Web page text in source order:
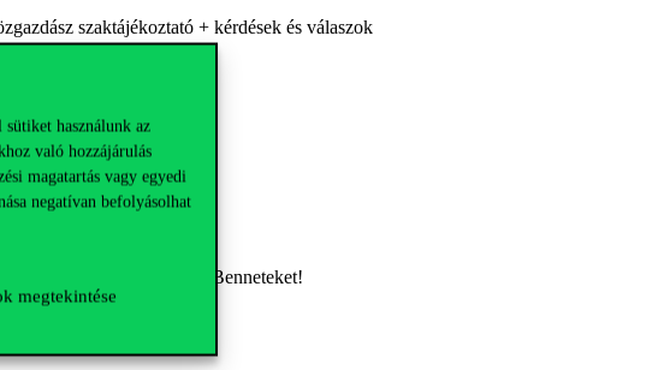
használunk az
való hozzájárulás
magatartás vagy egyedi
negatívan befolyásolhat
megtekintése
szaktájékoztató + kérdések és válaszok
is feltehetitek. Várunk Benneteket!